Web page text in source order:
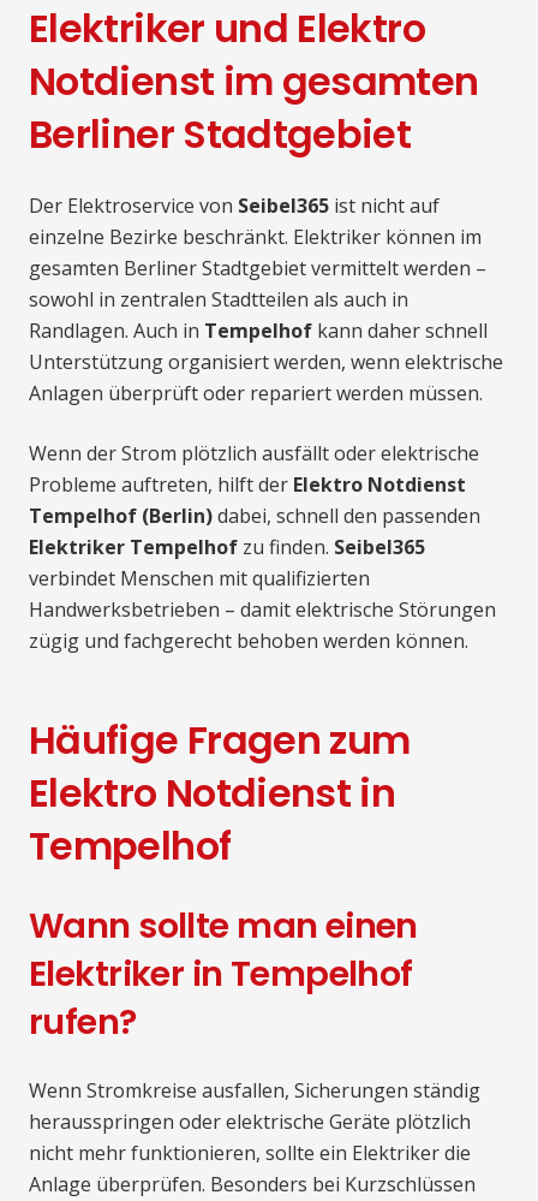
Elektriker und Elektro
Notdienst im gesamten
Berliner Stadtgebiet
Der Elektroservice von Seibel365 ist nicht auf
einzelne Bezirke beschränkt. Elektriker können im
gesamten Berliner Stadtgebiet vermittelt werden –
sowohl in zentralen Stadtteilen als auch in
Randlagen. Auch in Tempelhof kann daher schnell
Unterstützung organisiert werden, wenn elektrische
Anlagen überprüft oder repariert werden müssen.
Wenn der Strom plötzlich ausfällt oder elektrische
Probleme auftreten, hilft der Elektro Notdienst
Tempelhof (Berlin)dabei, schnell den passenden
Elektriker Tempelhof zu finden. Seibel365
verbindet Menschen mit qualifizierten
Handwerksbetrieben – damit elektrische Störungen
zügig und fachgerecht behoben werden können.
Häufige Fragen zum
Elektro Notdienst in
Tempelhof
Wann sollte man einen
Elektriker in Tempelhof
rufen?
Wenn Stromkreise ausfallen, Sicherungen ständig
herausspringen oder elektrische Geräte plötzlich
nicht mehr funktionieren, sollte ein Elektriker die
Anlage überprüfen. Besonders bei Kurzschlüssen